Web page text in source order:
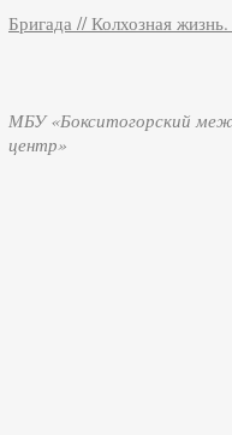
Бригада // Колхозная
МБУ «Бокситогорский
центр»